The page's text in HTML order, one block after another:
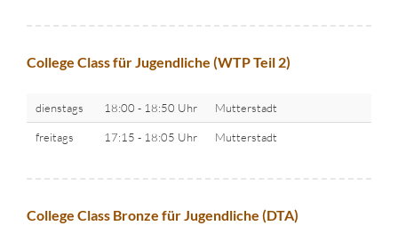
College Class für Jugendliche (WTP Teil 2)
dienstags 18:00 - 18:50 Uhr Mutterstadt
freitags 17:15 - 18:05 Uhr Mutterstadt
College Class Bronze für Jugendliche (DTA)